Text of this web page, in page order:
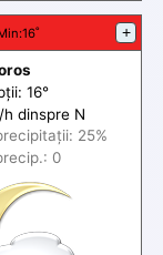
:16˚ +
16°
h dinspre N
itații: 25%
0